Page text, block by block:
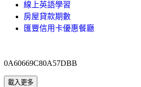
線上英語學習
房屋貸款期數
匯豐信用卡優惠餐廳
0A60669C80A57DBB
載入更多